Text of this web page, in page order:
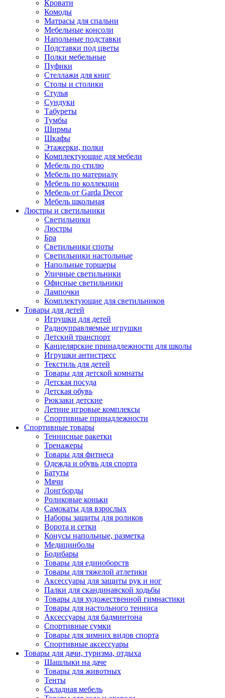
Кровати
Комоды
Матрасы для спальни
Мебельные консоли
Напольные подставки
Подставки под цветы
Полки мебельные
Пуфики
Стеллажи для книг
Столы и столики
Стулья
Сундуки
Табуреты
Тумбы
Ширмы
Шкафы
Этажерки, полки
Комплектующие для мебели
Мебель по стилю
Мебель по материалу
Мебель по коллекции
Мебель от Garda Decor
Мебель школьная
Люстры и светильники
Светильники
Люстры
Бра
Светильники споты
Светильники настольные
Напольные торшеры
Уличные светильники
Офисные светильники
Лампочки
Комплектующие для светильников
Товары для детей
Игрушки для детей
Радиоуправляемые игрушки
Детский транспорт
Канцелярские принадлежности для школы
Игрушки антистресс
Текстиль для детей
Товары для детской комнаты
Детская посуда
Детская обувь
Рюкзаки детские
Летние игровые комплексы
Спортивные принадлежности
Спортивные товары
Теннисные ракетки
Тренажеры
Товары для фитнеса
Одежда и обувь для спорта
Батуты
Мячи
Лонгборды
Роликовые коньки
Самокаты для взрослых
Наборы защиты для роликов
Ворота и сетки
Конусы напольные, разметка
Медицинболы
Бодибары
Товары для единоборств
Товары для тяжелой атлетики
Аксессуары для защиты рук и ног
Палки для скандинавской ходьбы
Товары для художественной гимнастики
Товары для настольного тенниса
Аксессуары для бадминтона
Спортивные сумки
Товары для зимних видов спорта
Спортивные аксессуары
Товары для дачи, туризма, отдыха
Шашлыки на даче
Товары для животных
Тенты
Складная мебель